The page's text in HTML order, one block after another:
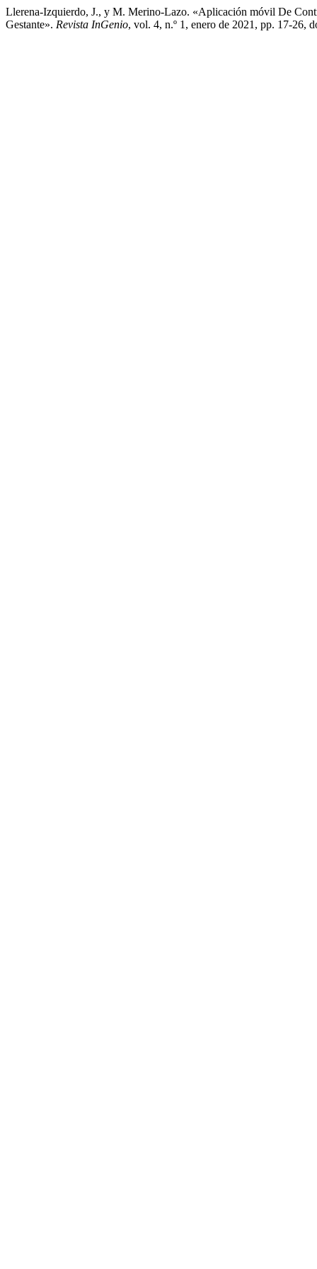
Llerena-Izquierdo, J., y M. Merino-Lazo. «Aplicación móvil De
Gestante». Revista InGenio, vol. 4, n.º 1, enero de 2021, pp. 17-26,